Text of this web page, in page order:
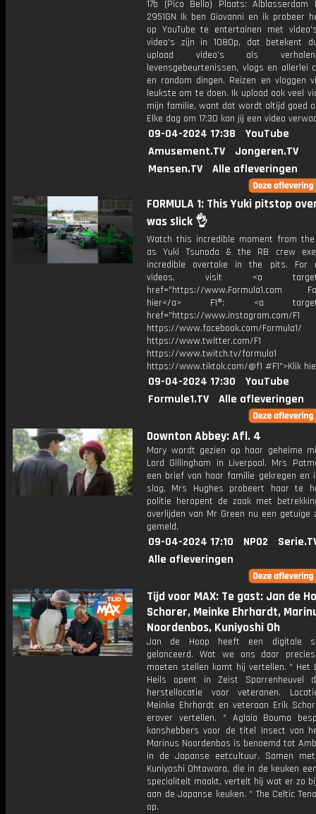
17b (Pico Bello) Plaats: Alblasserdam
2951GN Ik ben Giovanni en ik probeer
op YouTube te entertainen met
video's zijn in 1080p, dat betekent
upload video's als
levensgebeurtenissen, vlogs en allerlei
en random dingen. Reizen en vloggen
leukste om te doen. Ik upload ook veel
mijn familie, want dat wordt altijd goed
Elke dag om 17:30 kan jij een video
09-04-2024 17:38
YouTube
Amusement.TV
Jongeren.TV
Mensen.TV
Alle afleveringen
FORMULA 1: This Yuki pitstop
was slick 👌
Watch this incredible moment from the
as Yuki Tsunoda & the RB crew
incredible overtake in the pits. For
videos, visit <a
href="https://www.Formula1.com
hier</a> F1®: <a
href="https://www.instagram.com/F1
https://www.facebook.com/Formula1/
https://www.twitter.com/F1
https://www.twitch.tv/formula1
https://www.tiktok.com/@f1 #F1">Klik
09-04-2024 17:30
YouTube
Formule1.TV
Alle afleveringen
Downton Abbey: Afl. 4
Mary wordt gezien op haar geheime
Lord Gillingham in Liverpool. Mrs
een brief van haar familie gekregen en
slag, Mrs Hughes probeert haar te
politie heropent de zaak met
overlijden van Mr Green nu een getuige
gemeld.
09-04-2024 17:10 NPO2
Alle afleveringen
Tijd voor MAX: Te gast: Jan de
Schorer, Meinke Ehrhardt,
Noordenbos, Kuniyoshi Oh
Jan de Hoop heeft een digitale
gelanceerd. Wat we ons daar
moeten stellen komt hij vertellen. * Het
Heils opent in Zeist Sparrenheuvel
herstellocatie voor veteranen.
Meinke Ehrhardt en veteraan Erik
erover vertellen. * Aglaia Bouma
kanshebbers voor de titel Insect van
Marinus Noordenbos is benoemd tot
in de Japanse eetcultuur. Samen
Kuniyoshi Ohtawara, die in de keuken
specialiteit maakt, vertelt hij wat er zo
aan de Japanse keuken. * The Celtic
op.